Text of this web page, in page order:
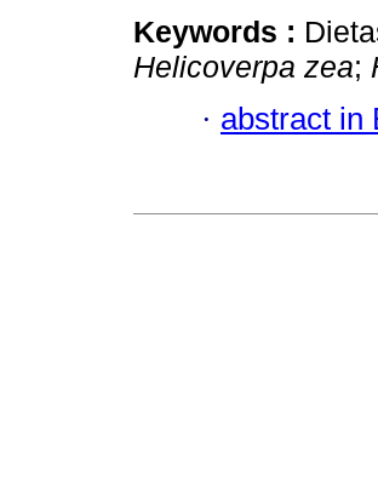
Keywords :
Helicoverpa zea;
· abstract in